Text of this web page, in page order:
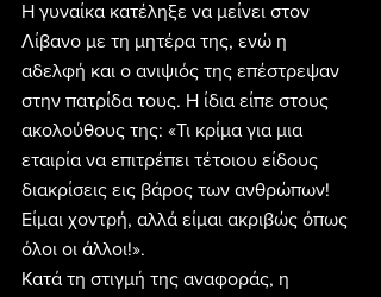
Η γυναίκα κατέληξε να μείνει στον
Λίβανο με τη μητέρα της, ενώ η
αδελφή και ο ανιψιός της επέστρεψαν
στην πατρίδα τους. Η ίδια είπε στους
ακολούθους της: «Τι κρίμα για μια
εταιρία να επιτρέπει τέτοιου είδους
διακρίσεις εις βάρος των ανθρώπων!
Είμαι χοντρή, αλλά είμαι ακριβώς όπως
όλοι οι άλλοι!».
Κατά τη στιγμή της αναφοράς, η